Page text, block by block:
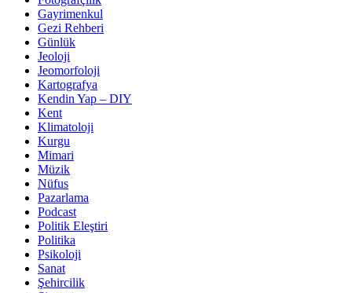
Gayrimenkul
Gezi Rehberi
Günlük
Jeoloji
Jeomorfoloji
Kartografya
Kendin Yap – DIY
Kent
Klimatoloji
Kurgu
Mimari
Müzik
Nüfus
Pazarlama
Podcast
Politik Eleştiri
Politika
Psikoloji
Sanat
Şehircilik